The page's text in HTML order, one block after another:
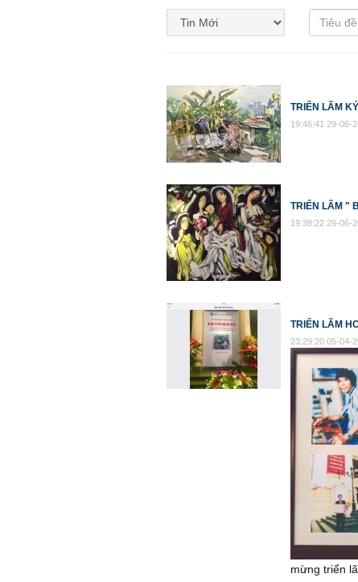
TRIỂN LÃM
19:46:41 29-06-
TRIỂN LÃM "
19:38:22 29-06-
TRIỂN LÃM
23:29:20 05-04-
mừng triển